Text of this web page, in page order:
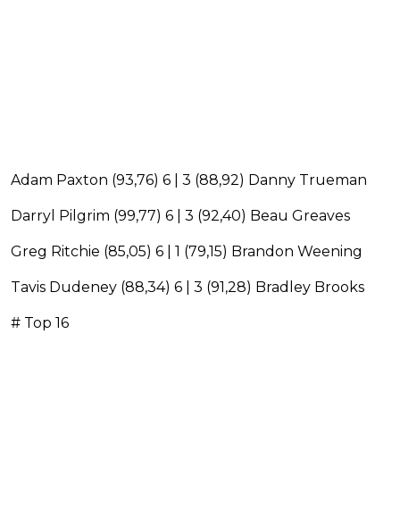
Adam Paxton (93,76) 6 | 3 (88,92) Danny Trueman
Darryl Pilgrim (99,77) 6 | 3 (92,40) Beau Greaves
Greg Ritchie (85,05) 6 | 1 (79,15) Brandon Weening
Tavis Dudeney (88,34) 6 | 3 (91,28) Bradley Brooks
# Top 16